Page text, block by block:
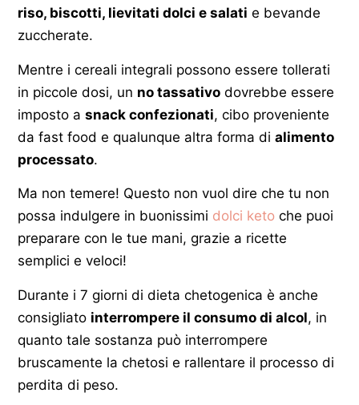
riso, biscotti, lievitati dolci e salati e bevande
zuccherate.
Mentre i cereali integrali possono essere tollerati
in piccole dosi, un no tassativo dovrebbe essere
imposto a snack confezionati, cibo proveniente
da fast food e qualunque altra forma di alimento
processato.
Ma non temere! Questo non vuol dire che tu non
possa indulgere in buonissimi dolci keto che puoi
preparare con le tue mani, grazie a ricette
semplici e veloci!
Durante i 7 giorni di dieta chetogenica è anche
consigliato interrompere il consumo di alcol, in
quanto tale sostanza può interrompere
bruscamente la chetosi e rallentare il processo di
perdita di peso.